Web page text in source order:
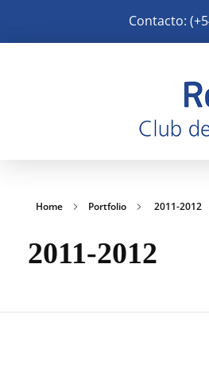
Contacto:
Home Portfolio 2011-2012
2011-2012